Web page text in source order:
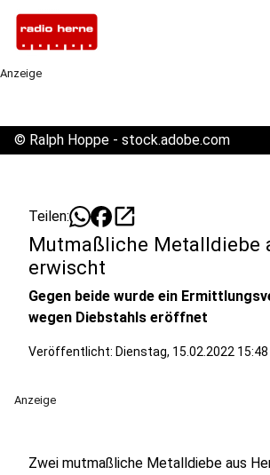
Anzeige
© Ralph Hoppe - stock.adobe.com
Teilen: open_in_new
Mutmaßliche Metalldiebe
erwischt
Gegen beide wurde ein
wegen Diebstahls eröffnet
Veröffentlicht: Dienstag, 15.02.2022 15:48
Anzeige
Zwei mutmaßliche Metalldiebe aus